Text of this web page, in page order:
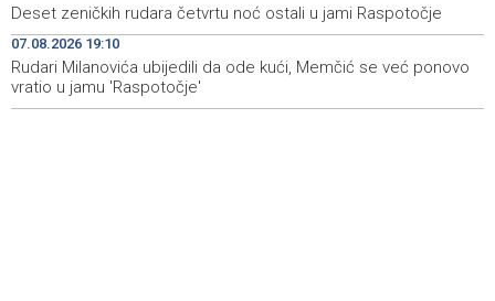
14:53
Pentagon pozvao američke odbrambene firme da
ubrzaju proizvodnju oružja usred iscrpljenih zaliha
14:39
Svečano otvoren 26. Cazin Grand Prix, staza 'Krajiška
zmija' ponovo okupila ljubitelje motosporta
Deset zeničkih rudara četvrtu noć ostali u jami Raspotočje
07.08.2026 19:10
Rudari Milanovića ubijedili da ode kući, Memčić se već ponovo
vratio u jamu 'Raspotočje'